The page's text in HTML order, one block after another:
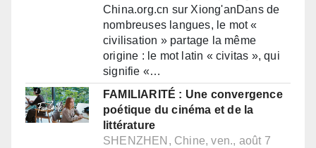
China.org.cn sur Xiong'anDans de
nombreuses langues, le mot «
civilisation » partage la même
origine : le mot latin « civitas », qui
signifie «…
FAMILIARITÉ : Une convergence
poétique du cinéma et de la
littérature
SHENZHEN, Chine, ven., août 7